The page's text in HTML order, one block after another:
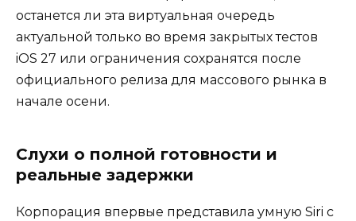
останется ли эта виртуальная очередь
актуальной только во время закрытых тестов
iOS 27 или ограничения сохранятся после
официального релиза для массового рынка в
начале осени.
Слухи о полной готовности и
реальные задержки
Корпорация впервые представила умную Siri с